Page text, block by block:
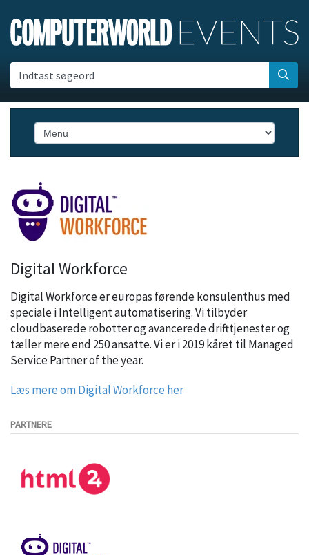
Indtast søgeord
Digital Workforce
Digital Workforce er europas førende konsulenthus med
speciale i Intelligent automatisering. Vi tilbyder
cloudbaserede robotter og avancerede drifttjenester og
tæller mere end 250 ansatte. Vi er i 2019 kåret til Managed
Service Partner of the year.
Læs mere om Digital Workforce her
PARTNERE